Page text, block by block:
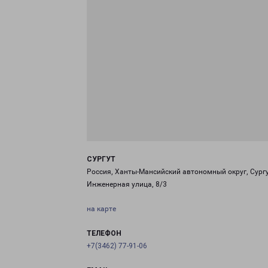
СУРГУТ
Россия, Ханты-Мансийский автономный округ,
Инженерная улица, 8/3
на карте
ТЕЛЕФОН
+7(3462) 77-91-06